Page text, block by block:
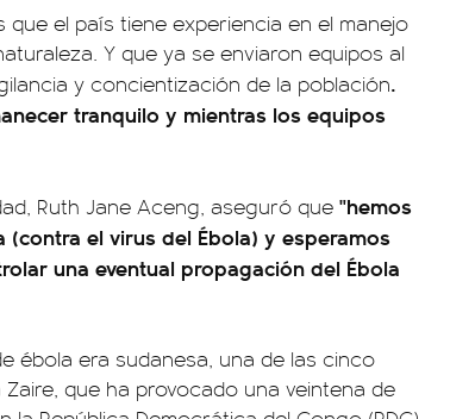
el país tiene experiencia en el manejo
Y que ya se enviaron equipos al
y concientización de la población.
tranquilo y mientras los equipos
Ruth Jane Aceng, aseguró que "hemos
el virus del Ébola) y esperamos
una eventual propagación del Ébola
ébola era sudanesa, una de las cinco
que ha provocado una veintena de